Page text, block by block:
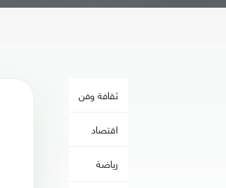
ثقافة وفن
اقتصاد
رياضة